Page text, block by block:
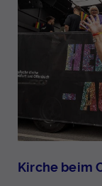
Kirche beim